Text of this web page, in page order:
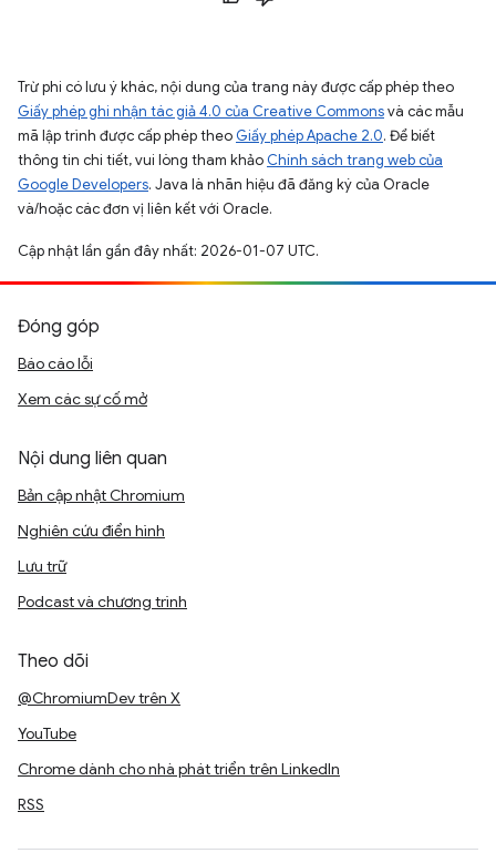
Trừ phi có lưu ý khác, nội dung của trang này được cấp phép theo
Giấy phép ghi nhận tác giả 4.0 của Creative Commonsvà các mẫu
mã lập trình được cấp phép theo Giấy phép Apache 2.0. Để biết
thông tin chi tiết, vui lòng tham khảo Chính sách trang web của
Google Developers. Java là nhãn hiệu đã đăng ký của Oracle
và/hoặc các đơn vị liên kết với Oracle.
Cập nhật lần gần đây nhất: 2026-01-07 UTC.
Đóng góp
Báo cáo lỗi
Xem các sự cố mở
Nội dung liên quan
Bản cập nhật Chromium
Nghiên cứu điển hình
Lưu trữ
Podcast và chương trình
Theo dõi
@ChromiumDev trên X
YouTube
Chrome dành cho nhà phát triển trên LinkedIn
RSS